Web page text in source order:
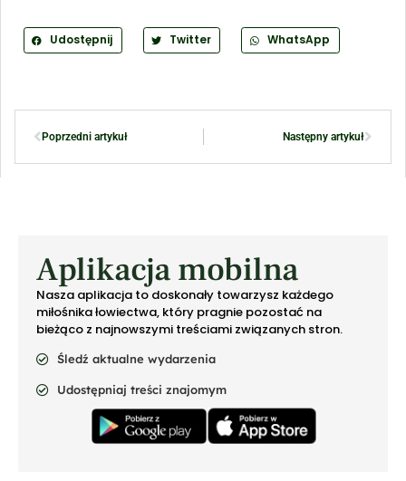
Udostępnij Twitter WhatsApp
Poprzedni artykuł Następny artykuł
Aplikacja mobilna
Nasza aplikacja to doskonały towarzysz każdego
miłośnika łowiectwa, który pragnie pozostać na
bieżąco z najnowszymi treściami związanych stron.
Śledź aktualne wydarzenia
Udostępniaj treści znajomym